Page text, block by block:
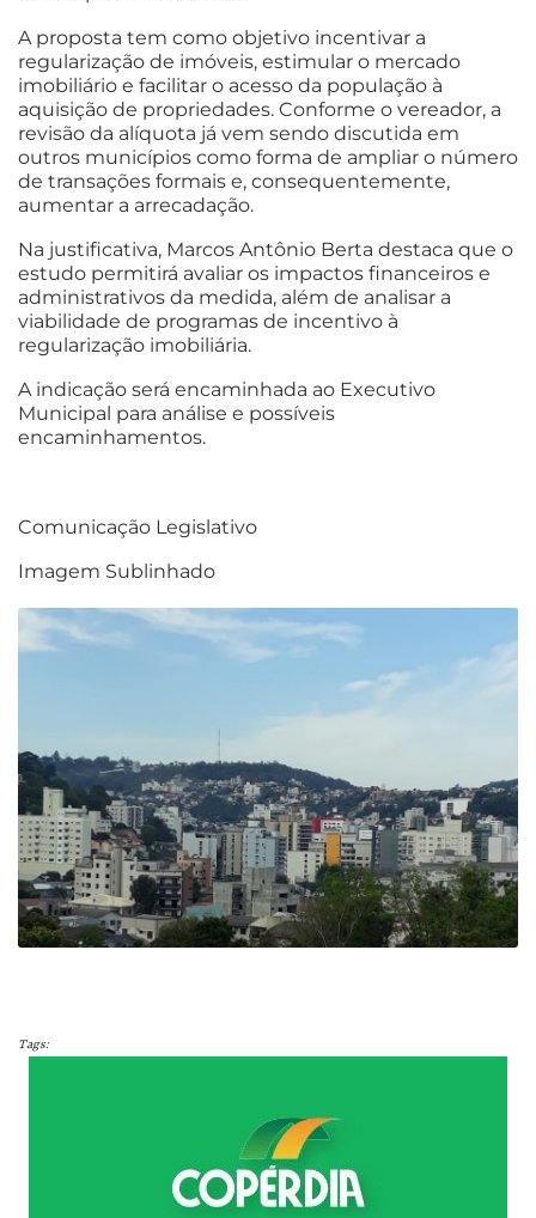
A proposta tem como objetivo incentivar a
regularização de imóveis, estimular o mercado
imobiliário e facilitar o acesso da população à
aquisição de propriedades. Conforme o vereador, a
revisão da alíquota já vem sendo discutida em
outros municípios como forma de ampliar o número
de transações formais e, consequentemente,
aumentar a arrecadação.
Na justificativa, Marcos Antônio Berta destaca que o
estudo permitirá avaliar os impactos financeiros e
administrativos da medida, além de analisar a
viabilidade de programas de incentivo à
regularização imobiliária.
A indicação será encaminhada ao Executivo
Municipal para análise e possíveis
encaminhamentos.
Comunicação Legislativo
Imagem Sublinhado
Tags: